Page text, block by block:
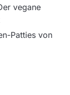
vegane
Patties von